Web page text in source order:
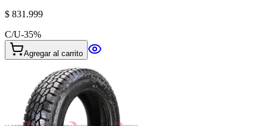
$ 831.999
C/U-35%
Agregar al carrito